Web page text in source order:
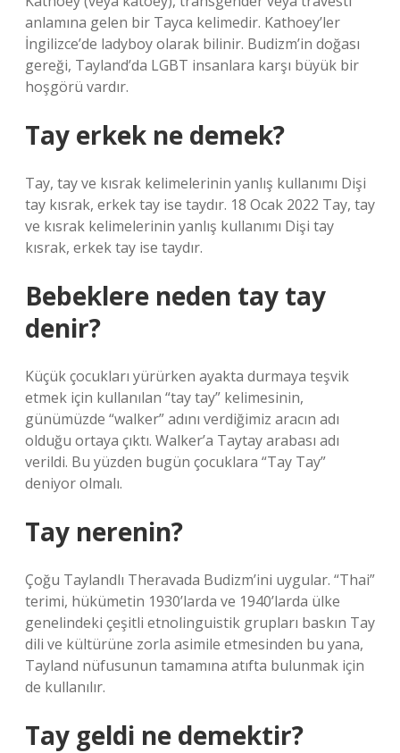
anlamına gelen bir Tayca kelimedir. Kathoey’ler
İngilizce’de ladyboy olarak bilinir. Budizm’in doğası
gereği, Tayland’da LGBT insanlara karşı büyük bir
hoşgörü vardır.
Tay erkek ne demek?
Tay, tay ve kısrak kelimelerinin yanlış kullanımı Dişi
tay kısrak, erkek tay ise taydır. 18 Ocak 2022 Tay, tay
ve kısrak kelimelerinin yanlış kullanımı Dişi tay
kısrak, erkek tay ise taydır.
Bebeklere neden tay tay
denir?
Küçük çocukları yürürken ayakta durmaya teşvik
etmek için kullanılan “tay tay” kelimesinin,
günümüzde “walker” adını verdiğimiz aracın adı
olduğu ortaya çıktı. Walker’a Taytay arabası adı
verildi. Bu yüzden bugün çocuklara “Tay Tay”
deniyor olmalı.
Tay nerenin?
Çoğu Taylandlı Theravada Budizm’ini uygular. “Thai”
terimi, hükümetin 1930’larda ve 1940’larda ülke
genelindeki çeşitli etnolinguistik grupları baskın Tay
dili ve kültürüne zorla asimile etmesinden bu yana,
Tayland nüfusunun tamamına atıfta bulunmak için
de kullanılır.
Tay geldi ne demektir?